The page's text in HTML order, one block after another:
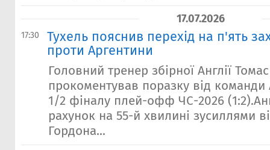
17.07.2026
17:30
Тухель пояснив перехід на п'ять
проти Аргентини
Головний тренер збірної Англії
прокоментував поразку від команди
1/2 фіналу плей-офф ЧС-2026
рахунок на 55-й хвилині зусиллями
Гордона...